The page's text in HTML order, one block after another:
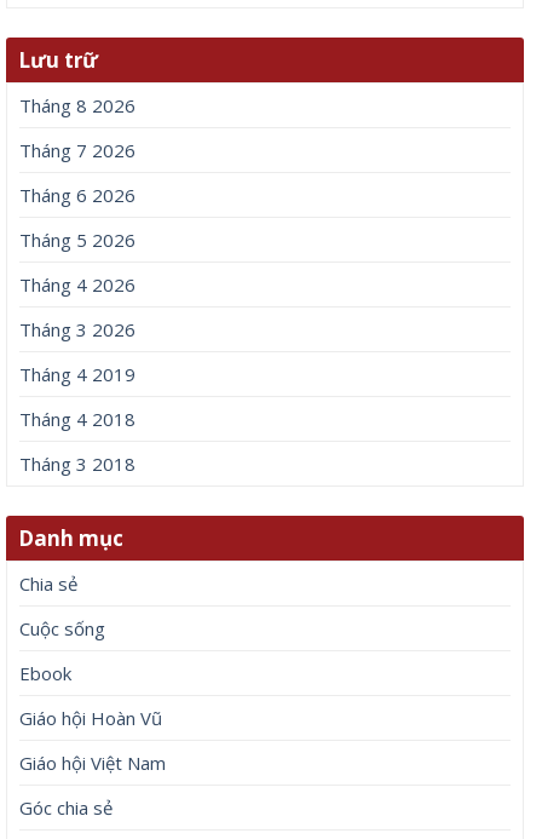
Lưu trữ
Tháng 8 2026
Tháng 7 2026
Tháng 6 2026
Tháng 5 2026
Tháng 4 2026
Tháng 3 2026
Tháng 4 2019
Tháng 4 2018
Tháng 3 2018
Danh mục
Chia sẻ
Cuộc sống
Ebook
Giáo hội Hoàn Vũ
Giáo hội Việt Nam
Góc chia sẻ